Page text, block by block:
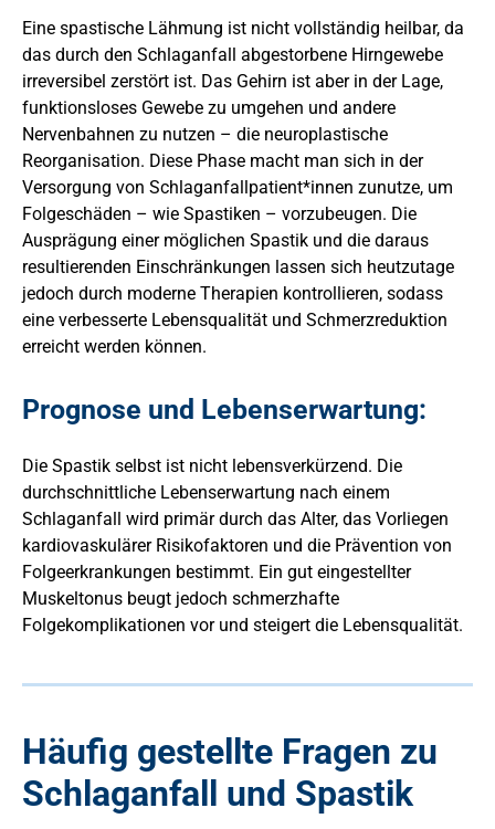
Eine spastische Lähmung ist nicht vollständig heilbar, da
das durch den Schlaganfall abgestorbene Hirngewebe
irreversibel zerstört ist. Das Gehirn ist aber in der Lage,
funktionsloses Gewebe zu umgehen und andere
Nervenbahnen zu nutzen – die neuroplastische
Reorganisation. Diese Phase macht man sich in der
Versorgung von Schlaganfallpatient*innen zunutze, um
Folgeschäden – wie Spastiken – vorzubeugen. Die
Ausprägung einer möglichen Spastik und die daraus
resultierenden Einschränkungen lassen sich heutzutage
jedoch durch moderne Therapien kontrollieren, sodass
eine verbesserte Lebensqualität und Schmerzreduktion
erreicht werden können.
Prognose und Lebenserwartung:
Die Spastik selbst ist nicht lebensverkürzend. Die
durchschnittliche Lebenserwartung nach einem
Schlaganfall wird primär durch das Alter, das Vorliegen
kardiovaskulärer Risikofaktoren und die Prävention von
Folgeerkrankungen bestimmt. Ein gut eingestellter
Muskeltonus beugt jedoch schmerzhafte
Folgekomplikationen vor und steigert die Lebensqualität.
Häufig gestellte Fragen zu
Schlaganfall und Spastik